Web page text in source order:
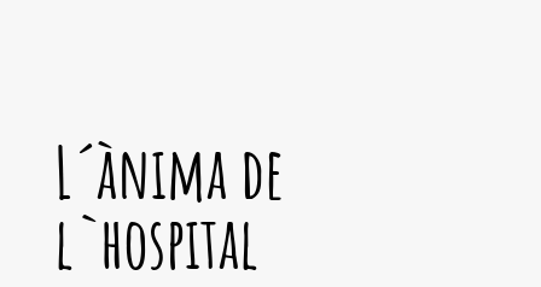
L´ànima de
l`hospital